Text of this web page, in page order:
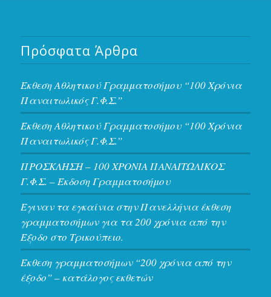
Πρόσφατα Άρθρα
Έκθεση Αθλητικού Γραμματοσήμου “100 Χρόνια
Παναιτωλικός Γ.Φ.Σ.”
Έκθεση Αθλητικού Γραμματοσήμου “100 Χρόνια
Παναιτωλικός Γ.Φ.Σ.”
ΠΡΟΣΚΛΗΣΗ – 100 ΧΡΟΝΙΑ ΠΑΝΑΙΤΩΛΙΚΟΣ
Γ.Φ.Σ. – Έκδοση Γραμματοσήμου
Έγιναν τα εγκαίνια στην Πανελλήνια έκθεση
γραμματοσήμων για τα 200 χρόνια από την
Έξοδο στο Τρικούπειο.
Έκθεση γραμματοσήμων “200 χρόνια από την
έξοδο” – κατάλογος εκθετών